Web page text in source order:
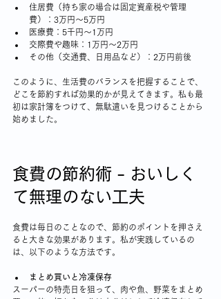
住居費（持ち家の場合は固定資産税や管理
費）：3万円〜5万円
医療費：5千円〜1万円
交際費や趣味：1万円〜2万円
その他（交通費、日用品など）：2万円前後
このように、生活費のバランスを把握することで、
どこを節約すれば効果的かが見えてきます。私も最
初は家計簿をつけて、無駄遣いを見つけることから
始めました。
食費の節約術 - おいしく
て無理のない工夫
食費は毎日のことなので、節約のポイントを押さえ
ると大きな効果があります。私が実践しているの
は、以下のような方法です。
まとめ買いと冷凍保存
スーパーの特売日を狙って、肉や魚、野菜をまとめ